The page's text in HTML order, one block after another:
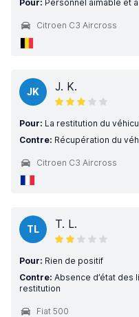
Pour: Personnel aimable et
Citroen C3 Aircross
JK J. K.
Pour: La restitution du
Contre: Récupération du
Citroen C3 Aircross
TL T. L.
Pour: Rien de positif
Contre: Absence d’état des
restitution
Fiat 500